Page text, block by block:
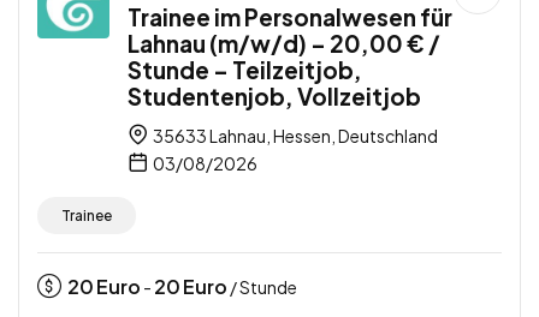
Trainee im Personalwesen für
Lahnau (m/w/d) – 20,00 € /
Stunde – Teilzeitjob,
Studentenjob, Vollzeitjob
35633 Lahnau, Hessen, Deutschland
03/08/2026
Trainee
20Euro - 20Euro / Stunde